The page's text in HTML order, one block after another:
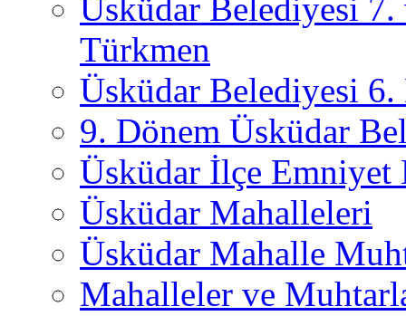
Üsküdar Belediyesi
Türkmen
Üsküdar Belediyesi 6.
9. Dönem Üsküdar
Üsküdar İlçe
Üsküdar Mahalleleri
Üsküdar Mahalle
Mahalleler ve